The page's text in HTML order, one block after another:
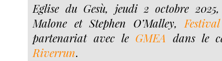
Eglise du Gesù, jeudi 2 octobre
Malone et Stephen O’Malley,
partenariat avec le GMEA dans le
Riverrun.